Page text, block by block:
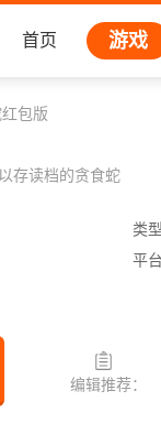
首页 游戏
包版
存读档的贪食蛇
类型
平台
编辑推荐：